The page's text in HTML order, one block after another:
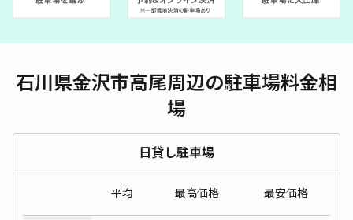
石川県金沢市高尾周辺の駐車場料金相
場
日貸し駐車場
平均 最高価格 最安価格